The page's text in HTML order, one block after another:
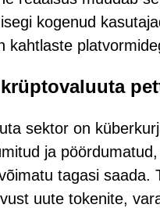
kogenud
kahtlaste
sektor on
ja
tagasi
uute tokenite,